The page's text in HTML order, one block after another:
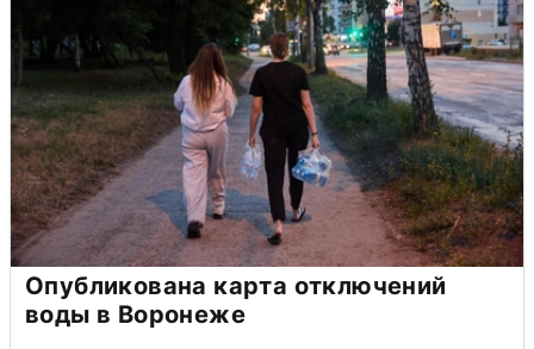
Опубликована карта отключений
воды в Воронеже